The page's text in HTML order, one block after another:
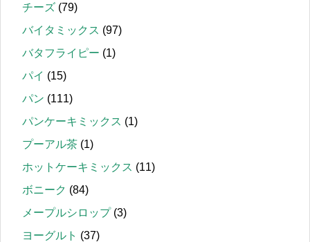
チーズ (79)
バイタミックス (97)
バタフライピー (1)
パイ (15)
パン (111)
パンケーキミックス (1)
プーアル茶 (1)
ホットケーキミックス (11)
ボニーク (84)
メープルシロップ(3)
ヨーグルト (37)